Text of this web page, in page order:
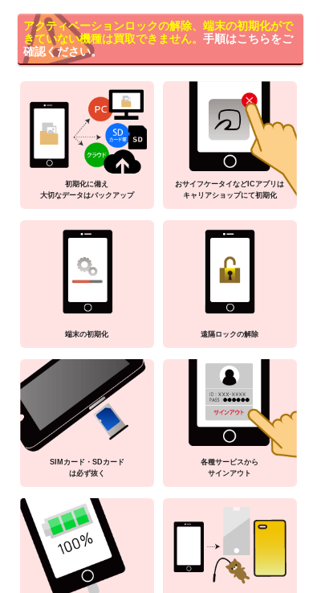
アクティベーションロックの解除、端末の初期化がで
きていない機種は買取できません。 手順はこちらをご
確認ください。
初期化に備え
大切なデータはバックアップ
おサイフケータイなどICアプリは
キャリアショップにて初期化
端末の初期化 遠隔ロックの解除
SIMカード・SDカード
は必ず抜く
各種サービスから
サインアウト